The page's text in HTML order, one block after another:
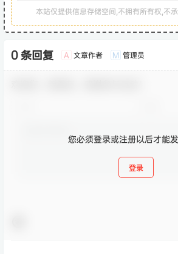
本站仅提供信息存储空间,不拥有所有权,不承
0 条回复 A 文章作者 M 管理员
您必须登录或注册以后才能
登录